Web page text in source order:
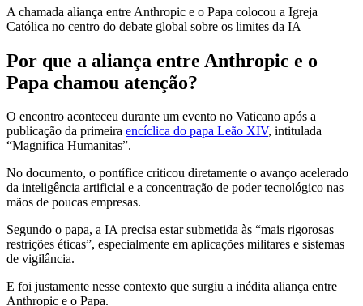
A chamada aliança entre Anthropic e o Papa colocou a Igreja
Católica no centro do debate global sobre os limites da IA
Por que a aliança entre Anthropic e o
Papa chamou atenção?
O encontro aconteceu durante um evento no Vaticano após a
publicação da primeira encíclica do papa Leão XIV, intitulada
“Magnifica Humanitas”.
No documento, o pontífice criticou diretamente o avanço acelerado
da inteligência artificial e a concentração de poder tecnológico nas
mãos de poucas empresas.
Segundo o papa, a IA precisa estar submetida às “mais rigorosas
restrições éticas”, especialmente em aplicações militares e sistemas
de vigilância.
E foi justamente nesse contexto que surgiu a inédita aliança entre
Anthropic e o Papa.